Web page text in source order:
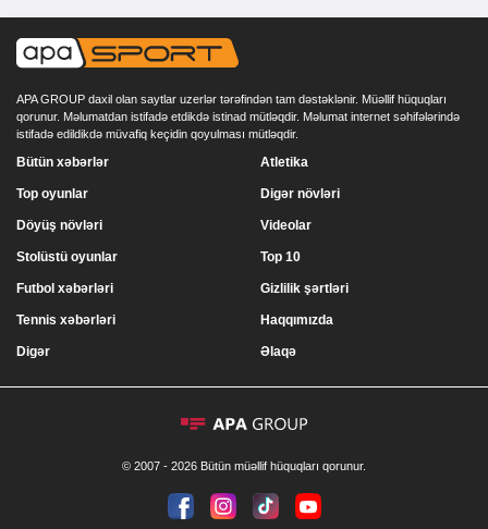
APA GROUP daxil olan saytlar uzerlər tərəfindən tam dəstəklənir. Müəllif hüquqları
qorunur. Məlumatdan istifadə etdikdə istinad mütləqdir. Məlumat internet səhifələrində
istifadə edildikdə müvafiq keçidin qoyulması mütləqdir.
Bütün xəbərlər
Top oyunlar
Döyüş növləri
Stolüstü oyunlar
Atletika
Digər növləri
Videolar
Top 10
Futbol xəbərləri
Tennis xəbərləri
Digər
Gizlilik şərtləri
Haqqımızda
Əlaqə
© 2007 - 2026 Bütün müəllif hüquqları qorunur.